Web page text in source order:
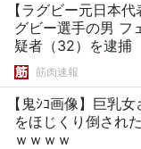
【ラグビー元日本
グビー選手の男 フ
疑者（32）を逮捕
で 日本代表歴も
筋肉速報
【鬼ｼｺ画像】巨乳
をほじくり倒され
ｗｗｗｗ